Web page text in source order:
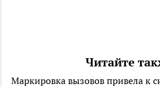
Читайте
Маркировка вызовов привела к